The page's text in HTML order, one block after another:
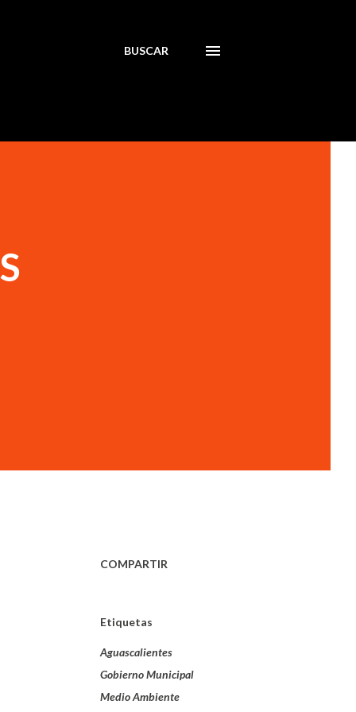
BUSCAR
COMPARTIR
Etiquetas
Aguascalientes
Gobierno Municipal
Medio Ambiente